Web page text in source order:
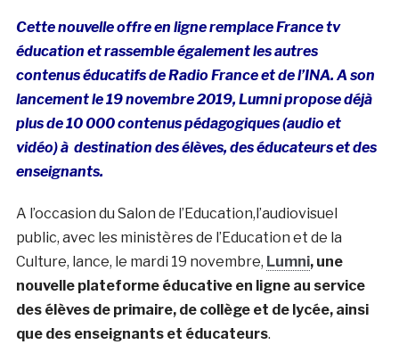
Cette nouvelle offre en ligne remplace France tv
éducation et rassemble également les autres
contenus éducatifs de Radio France et de l’INA. A son
lancement le 19 novembre 2019, Lumni propose déjà
plus de 10 000 contenus pédagogiques (audio et
vidéo) à destination des élèves, des éducateurs et des
enseignants.
A l’occasion du Salon de l’Education,l’audiovisuel
public, avec les ministères de l’Education et de la
Culture, lance, le mardi 19 novembre, Lumni, une
nouvelle plateforme éducative en ligne au service
des élèves de primaire, de collège et de lycée, ainsi
que des enseignants et éducateurs.